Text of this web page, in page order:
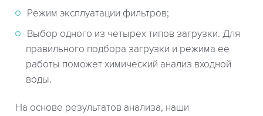
Режим эксплуатации фильтров;
Выбор одного из четырех типов загрузки. Для
правильного подбора загрузки и режима ее
работы поможет химический анализ входной
воды.
На основе результатов анализа, наши